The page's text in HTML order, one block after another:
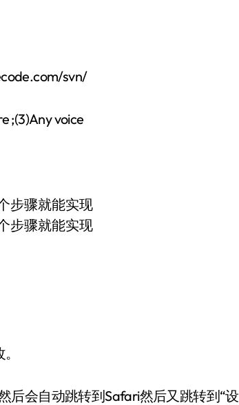
svn/
;(3)Any voice
会自动跳转到Safari然后又跳转到“设